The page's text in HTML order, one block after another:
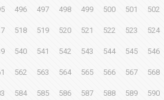
496 497 498 499 500 501 502
518 519 520 521 522 523 524
540 541 542 543 544 545 546
562 563 564 565 566 567 568
584 585 586 587 588 589 590